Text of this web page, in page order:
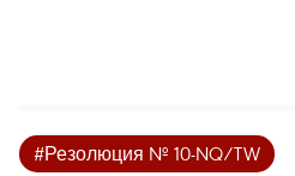
#Резолюция № 10-NQ/TW